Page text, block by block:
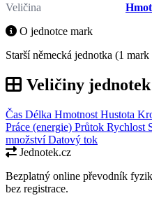
Veličina
O jednotce mark
Starší německá jednotka (1
Veličiny jednotek
Čas Délka Hmotnost Hustota
Práce (energie) Průtok Rychlost
množstvíDatový tok
Jednotek.cz
Bezplatný online převodník
bez registrace.